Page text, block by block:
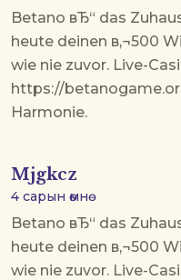
Betano вЂ“ das
heute deinen в‚¬500
wie nie zuvor. Live-
https://
Harmonie.
Mjgkcz
4 сарын өмнө
Betano вЂ“ das
heute deinen в‚¬500
wie nie zuvor. Live-